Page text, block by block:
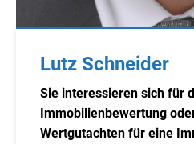
Lutz Schneider
Sie interessieren sich für
Immobilienbewertung
Wertgutachten für eine